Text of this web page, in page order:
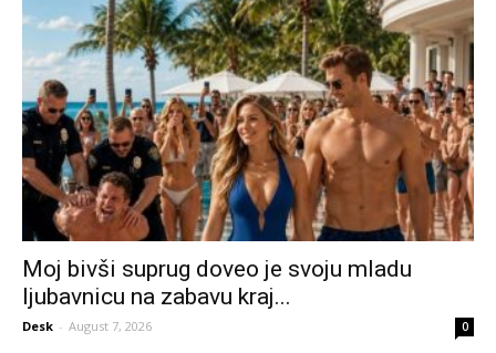
Moj bivši suprug doveo je svoju mladu
ljubavnicu na zabavu kraj...
Desk - August 7, 2026 0